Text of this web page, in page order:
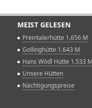
MEIST GELESEN
Preintalerhütte 1.656 M
Gollinghütte 1.643 M
Hans Wödl Hütte 1.533 M
Unsere Hütten
Nächtigungspreise